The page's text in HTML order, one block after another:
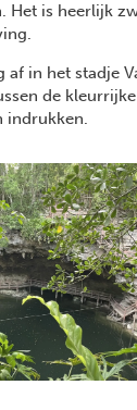
Het is heerlijk
af in het stadje
de
indrukken.